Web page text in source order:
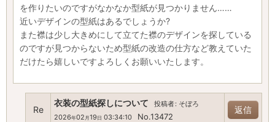
を作りたいのですがなかなか型紙が見つかりません……
近いデザインの型紙はあるでしょうか?
また襟は少し大きめにして立てた襟のデザインを探している
のですが見つからないため型紙の改造の仕方など教えていた
だけたら嬉しいですよろしくお願いいたします。
Re
衣装の型紙探しについて 投稿者: そぼろ
2026年02 月19 日 03:34:10 No.13472
返信